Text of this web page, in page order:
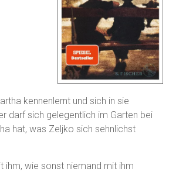
kennenlernt und sich in sie
darf sich gelegentlich im Garten bei
hat, was Zeljko sich sehnlichst
ihm, wie sonst niemand mit ihm